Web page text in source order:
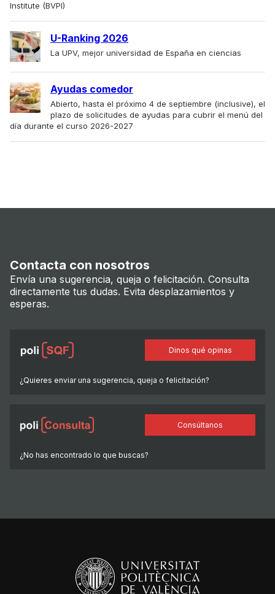
Institute (BVPI)
U-Ranking 2026
La UPV, mejor universidad de España en ciencias
Ayudas comedor
Abierto, hasta el próximo 4 de septiembre (inclusive), el
plazo de solicitudes de ayudas para cubrir el menú del
día durante el curso 2026-2027
Contacta con nosotros
Envía una sugerencia, queja o felicitación. Consulta
directamente tus dudas. Evita desplazamientos y
esperas.
¿Quieres enviar una sugerencia, queja o felicitación?
Dinos qué opinas
¿No has encontrado lo que buscas?
Consúltanos